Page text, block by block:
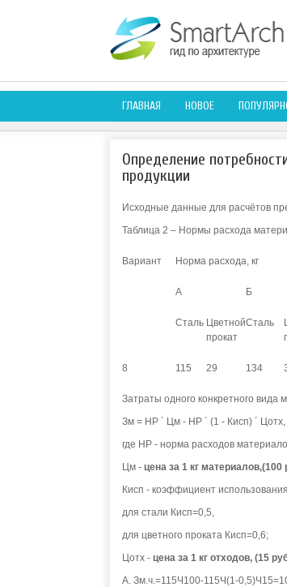
ГЛАВНАЯ НОВОЕ
Определение
продукции
Исходные данные для расчётов
Таблица 2 – Нормы расхода
Вариант Норма расхода, кг
А Б
Сталь Цветной
прокат
Сталь
8 115 29 134
Затраты одного конкретного
Зм = НР ´ Цм - НР ´ (1 - Кисп) ´ Цотх,
где НР - норма расходов
Цм - цена за 1 кг материалов,(100
Кисп - коэффициент
для стали Кисп=0,5,
для цветного проката Кисп=0,6;
Цотх - цена за 1 кг отходов, (15
А. Зм.ч.=115Ч100-115Ч(1-